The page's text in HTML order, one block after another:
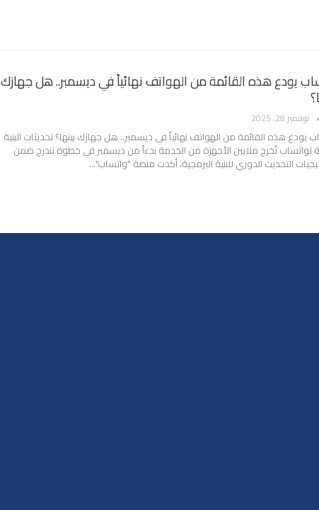
يودع هذه القائمة من الهواتف نهائياً في ديسمبر.. هل جهازك
نوفمبر 28, 2025
يودع هذه القائمة من الهواتف نهائياً في ديسمبر.. هل جهازك بينها؟تحديثات البنية
لواتساب تُخرج ملايين الأجهزة من الخدمة بدءاً من ديسمبر في خطوة تندرج ضمن
التحديث الدوري للبنية البرمجية، أكدت منصة "واتساب"…